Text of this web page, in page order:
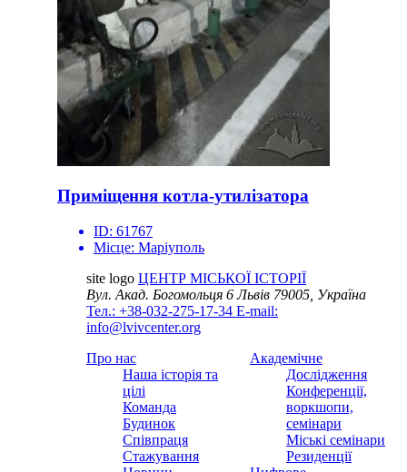
Приміщення котла-утилізатора
ID: 61767
Місце: Маріуполь
site logo ЦЕНТР МІСЬКОЇ ІСТОРІЇ
Вул. Акад. Богомольця 6Львів 79005, Україна
Тел.: +38-032-275-17-34 E-mail:
info@lvivcenter.org
Про нас
Наша історія та
цілі
Команда
Будинок
Співпраця
Стажування
Академічне
Дослідження
Конференції,
воркшопи,
семінари
Міські семінари
Резиденції